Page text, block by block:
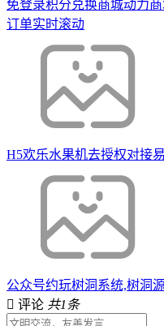
免登录积分兑换商城动力
订单实时滚动
H5欢乐水果机去授权对接
公众号约玩树洞系统,树洞
评论 共1条